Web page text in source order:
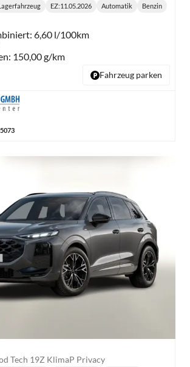
EZ:11.05.2026 Automatik Benzin
6,60 l/100km
150,00 g/km
Fahrzeug parken
Tech 19Z KlimaP Privacy